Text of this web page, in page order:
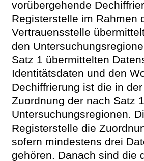
vorübergehende
Registerstelle im Rahmen
Vertrauensstelle
den
Satz 1 übermittelten
Identitätsdaten und den
Dechiffrierung ist die in
Zuordnung der nach Satz
Untersuchungsregionen.
Registerstelle die
sofern mindestens drei
gehören. Danach sind die